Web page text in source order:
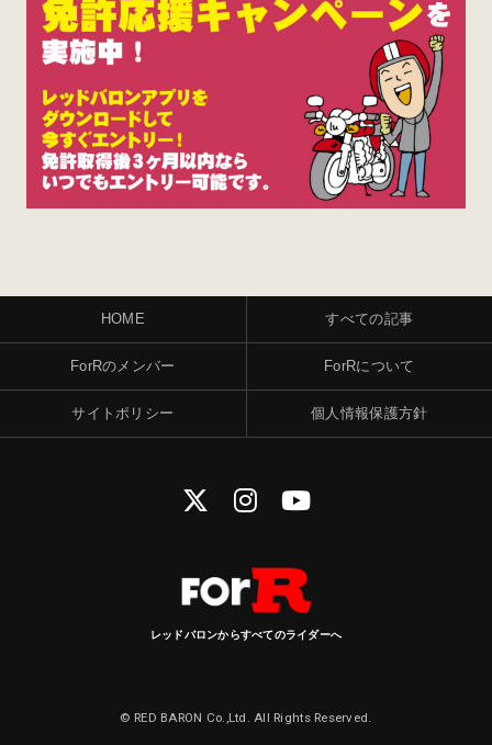
HOME すべての記事
ForRのメンバー ForRについて
サイトポリシー 個人情報保護方針
レッドバロンからすべてのライダーへ
© RED BARON Co.,Ltd. All Rights Reserved.